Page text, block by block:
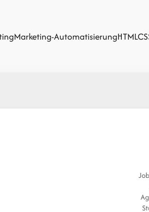
Marketing-AutomatisierungHTML